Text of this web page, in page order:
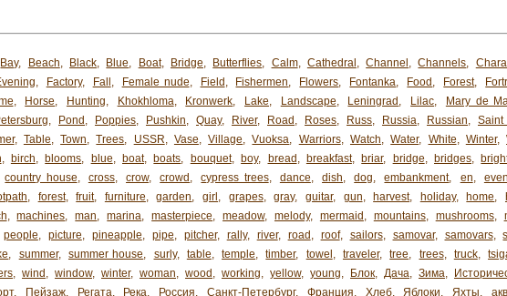
Bay, Beach, Black, Blue, Boat, Bridge, Butterflies, Calm, Cathedral , Channel , Channels,
, Factory, Fall , Female nude, Field , Fishermen, Flowers, Fontanka, Food , Forest,
, Horse, Hunting, Khokhloma, Kronwerk, Lake, Landscape, Leningrad , Lilac, Mary de
, Pond , Poppies, Pushkin, Quay, River, Road , Roses, Russ, Russia, Russian, Saint
, Table, Town, Trees, USSR, Vase, Village, Vuoksa, Warriors, Watch, Water, White, Winter,
, birch, blooms, blue, boat, boats, bouquet, boy, bread , breakfast, briar, bridge, bridges,
country house, cross, crow, crowd , cypress trees, dance, dish, dog, embankment, en,
, forest, fruit, furniture, garden, girl , grapes, gray, guitar, gun, harvest, holiday, home,
, machines, man, marina, masterpiece, meadow, melody, mermaid , mountains, mushrooms,
people, picture, pineapple, pipe, pitcher, rally, river, road , roof, sailors, samovar, samovars,
, summer, summer house, surly, table, temple, timber, towel , traveler, tree, trees, truck,
, wind , window, winter, woman, wood , working, yellow, young, Блок, Дача, Зима,
, Пейзаж, Регата, Река, Россия, Санкт-Петербург, Франция, Хлеб, Яблоки, Яхты,